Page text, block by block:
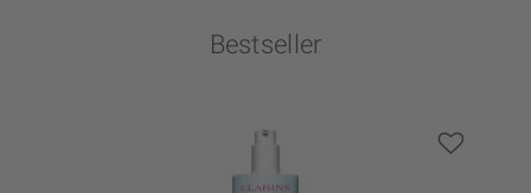
Bestseller